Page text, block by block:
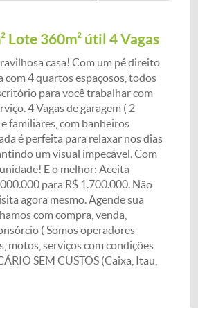
Lote 360m² útil 4 Vagas
casa! Com um pé direito
4 quartos espaçosos, todos
para você trabalhar com
4 Vagas de garagem ( 2
familiares, com banheiros
é perfeita para relaxar nos dias
um visual impecável. Com
E o melhor: Aceita
para R$ 1.700.000. Não
agora mesmo. Agende sua
com compra, venda,
( Somos operadores
motos, serviços com condições
SEM CUSTOS (Caixa, Itau,